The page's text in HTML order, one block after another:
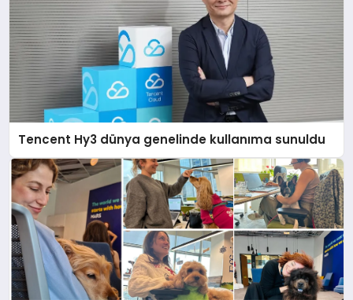
Tencent Hy3 dünya genelinde kullanıma sunuldu